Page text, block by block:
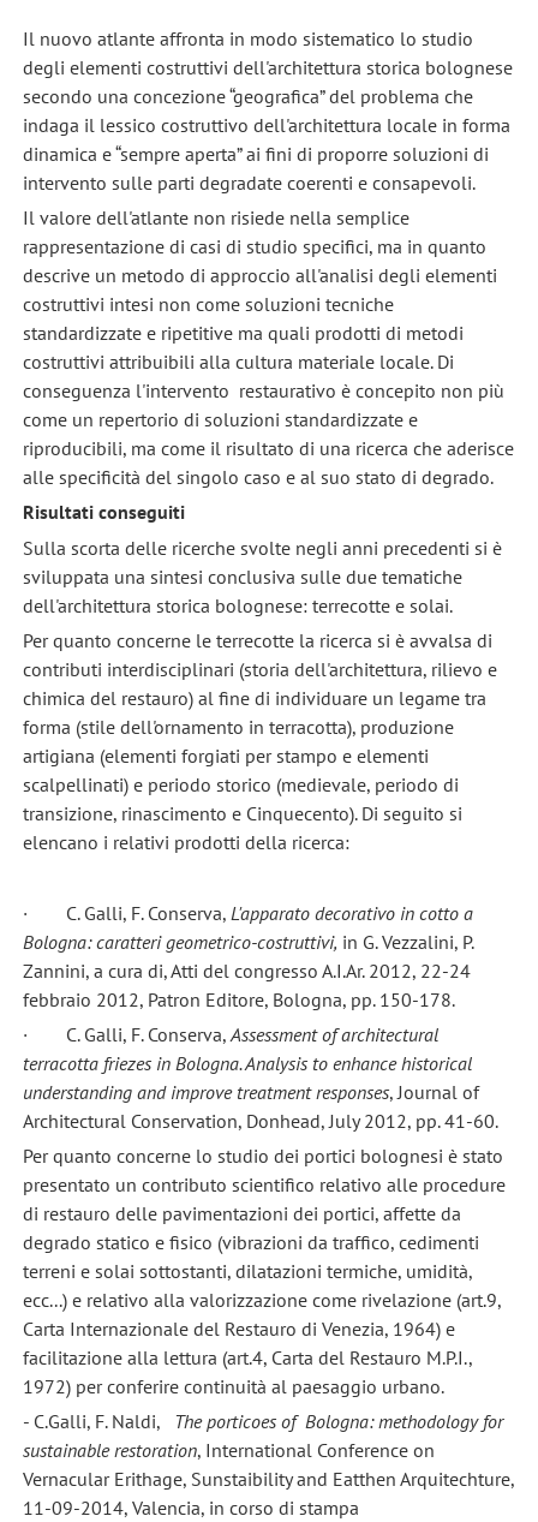
Il nuovo atlante affronta in modo sistematico lo studio
degli elementi costruttivi dell'architettura storica bolognese
secondo una concezione “geografica” del problema che
indaga il lessico costruttivo dell'architettura locale in forma
dinamica e “sempre aperta” ai fini di proporre soluzioni di
intervento sulle parti degradate coerenti e consapevoli.
Il valore dell'atlante non risiede nella semplice
rappresentazione di casi di studio specifici, ma in quanto
descrive un metodo di approccio all'analisi degli elementi
costruttivi intesi non come soluzioni tecniche
standardizzate e ripetitive ma quali prodotti di metodi
costruttivi attribuibili alla cultura materiale locale. Di
conseguenza l'intervento restaurativo è concepito non più
come un repertorio di soluzioni standardizzate e
riproducibili, ma come il risultato di una ricerca che aderisce
alle specificità del singolo caso e al suo stato di degrado.
Risultati conseguiti
Sulla scorta delle ricerche svolte negli anni precedenti si è
sviluppata una sintesi conclusiva sulle due tematiche
dell'architettura storica bolognese: terrecotte e solai.
Per quanto concerne le terrecotte la ricerca si è avvalsa di
contributi interdisciplinari (storia dell'architettura, rilievo e
chimica del restauro) al fine di individuare un legame tra
forma (stile dell'ornamento in terracotta), produzione
artigiana (elementi forgiati per stampo e elementi
scalpellinati) e periodo storico (medievale, periodo di
transizione, rinascimento e Cinquecento). Di seguito si
elencano i relativi prodotti della ricerca:
· C. Galli, F. Conserva, L'apparato decorativo in cotto a
Bologna: caratteri geometrico-costruttivi, in G. Vezzalini, P.
Zannini, a cura di, Atti del congresso A.I.Ar. 2012, 22-24
febbraio 2012, Patron Editore, Bologna, pp. 150-178.
· C. Galli, F. Conserva, Assessment of architectural
terracotta friezes in Bologna. Analysis to enhance historical
understanding and improve treatment responses, Journal of
Architectural Conservation, Donhead, July 2012, pp. 41-60.
Per quanto concerne lo studio dei portici bolognesi è stato
presentato un contributo scientifico relativo alle procedure
di restauro delle pavimentazioni dei portici, affette da
degrado statico e fisico (vibrazioni da traffico, cedimenti
terreni e solai sottostanti, dilatazioni termiche, umidità,
ecc...) e relativo alla valorizzazione come rivelazione (art.9,
Carta Internazionale del Restauro di Venezia, 1964) e
facilitazione alla lettura (art.4, Carta del Restauro M.P.I.,
1972) per conferire continuità al paesaggio urbano.
- C.Galli, F. Naldi, The porticoes of Bologna: methodology for
sustainable restoration, International Conference on
Vernacular Erithage, Sunstaibility and Eatthen Arquitechture,
11-09-2014, Valencia, in corso di stampa